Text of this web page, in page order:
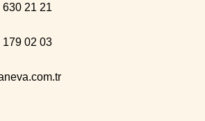
21 21
179 02 03